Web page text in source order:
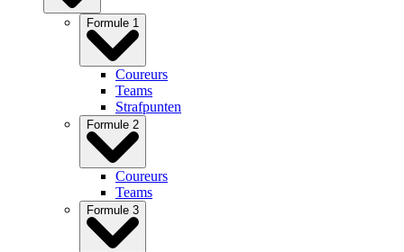
Formule 1
Coureurs
Teams
Strafpunten
Formule 2
Coureurs
Teams
Formule 3